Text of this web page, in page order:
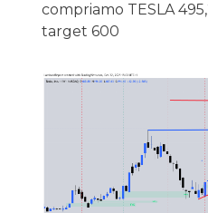
compriamo TESLA
target 600